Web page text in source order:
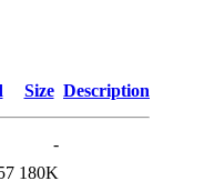
Size Description
-
180K